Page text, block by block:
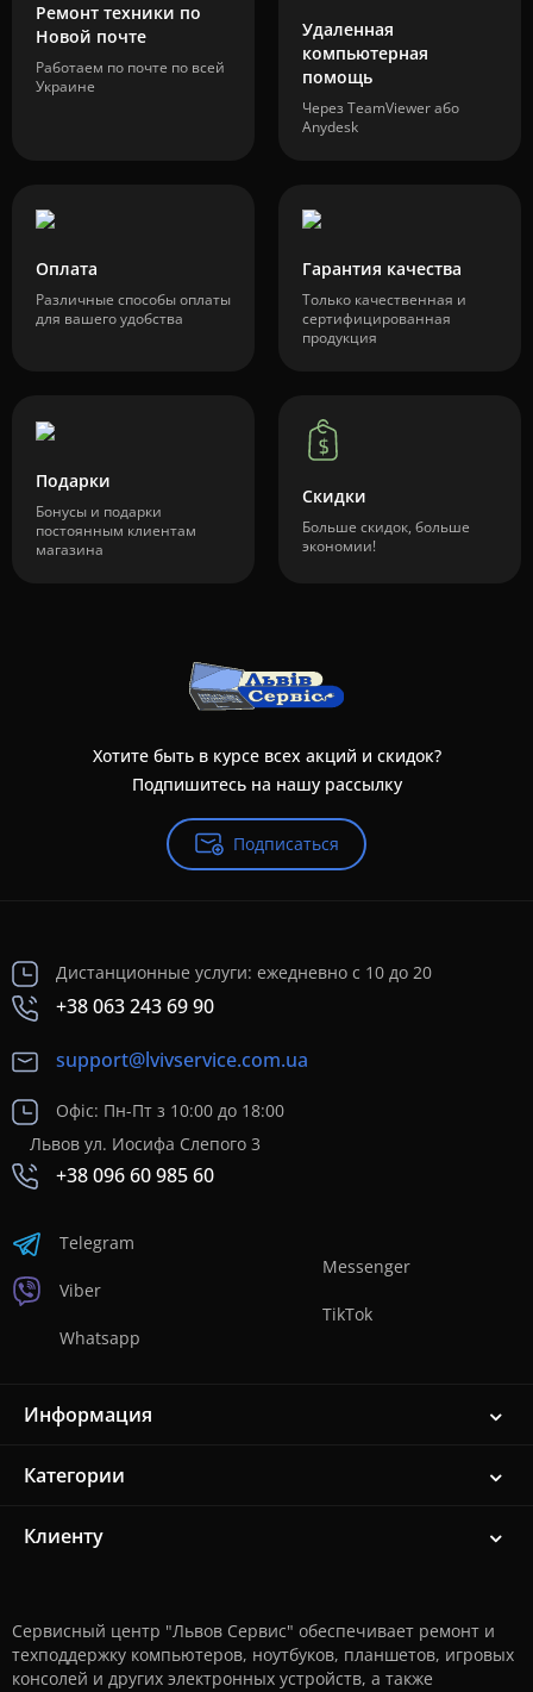
Ремонт техники по
Новой почте
Работаем по почте по всей
Украине
Удаленная
компьютерная
помощь
Через TeamViewer або
Anydesk
Оплата
Различные способы оплаты
для вашего удобства
Гарантия качества
Только качественная и
сертифицированная
продукция
Подарки
Бонусы и подарки
постоянным клиентам
магазина
Скидки
Больше скидок, больше
экономии!
Хотите быть в курсе всех акций и скидок?
Подпишитесь на нашу рассылку
Подписаться
Дистанционные услуги: ежедневно с 10 до 20
+38 063 243 69 90
support@lvivservice.com.ua
Офіс: Пн-Пт з 10:00 до 18:00
Львов ул. Иосифа Слепого 3
+38 096 60 985 60
Telegram
Viber
Whatsapp
Messenger
TikTok
Информация
Категории
Клиенту
Сервисный центр "Львов Сервис" обеспечивает ремонт и
техподдержку компьютеров, ноутбуков, планшетов, игровых
консолей и других электронных устройств, а также